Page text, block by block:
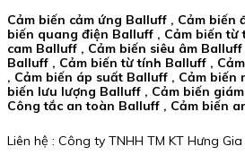
Cảm biến cảm ứng Balluff , Cảm biến
biến quang điện Balluff , Cảm biến
cam Balluff , Cảm biến siêu âm
Balluff , Cảm biến từ tính Balluff ,
, Cảm biến áp suất Balluff , Cảm biến
biến lưu lượng Balluff , Cảm biến
Công tắc an toàn Balluff , Cảm biến
Liên hệ : Công ty TNHH TM KT Hưng